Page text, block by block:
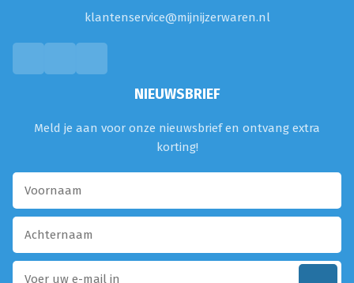
klantenservice@mijnijzerwaren.nl
NIEUWSBRIEF
Meld je aan voor onze nieuwsbrief en ontvang extra
korting!